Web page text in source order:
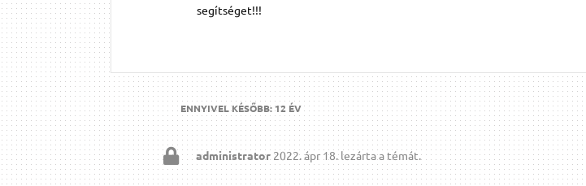
segítséget!!!
ENNYIVEL KÉSŐBB:12 ÉV
administrator 2022. ápr 18.lezárta a témát.